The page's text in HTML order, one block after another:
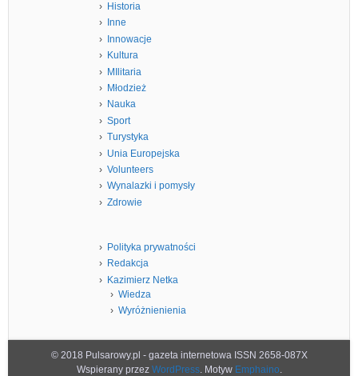
Historia
Inne
Innowacje
Kultura
MIlitaria
Młodzież
Nauka
Sport
Turystyka
Unia Europejska
Volunteers
Wynalazki i pomysły
Zdrowie
Polityka prywatności
Redakcja
Kazimierz Netka
Wiedza
Wyróżnienienia
© 2018 Pulsarowy.pl - gazeta internetowa ISSN 2658-087X
Wspierany przez WordPress. Motyw Emphaino.